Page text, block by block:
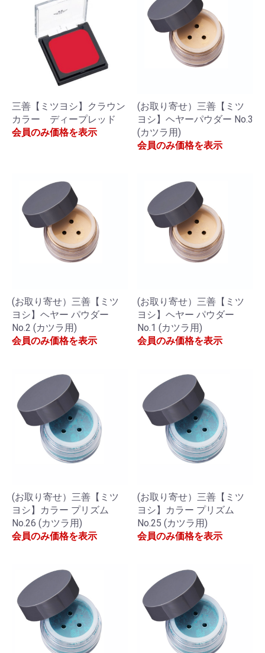
三善【ミツヨシ】クラウン
カラー ディープレッド
会員のみ価格を表示
(お取り寄せ）三善【ミツ
ヨシ】ヘヤーパウダー No.3
(カツラ用)
会員のみ価格を表示
(お取り寄せ）三善【ミツ
ヨシ】ヘヤー パウダー
No.2 (カツラ用)
会員のみ価格を表示
(お取り寄せ）三善【ミツ
ヨシ】ヘヤー パウダー
No.1 (カツラ用)
会員のみ価格を表示
(お取り寄せ）三善【ミツ
ヨシ】カラー プリズム
No.26 (カツラ用)
会員のみ価格を表示
(お取り寄せ）三善【ミツ
ヨシ】カラー プリズム
No.25 (カツラ用)
会員のみ価格を表示